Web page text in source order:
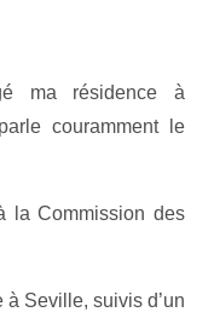
ma résidence à
couramment le
la Commission des
à Seville, suivis d’un